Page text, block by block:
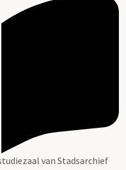
van Stadsarchief